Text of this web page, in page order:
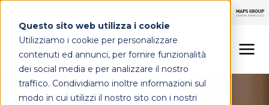
Questo sito web utilizza i cookie
Utilizziamo i cookie per personalizzare
contenuti ed annunci, per fornire funzionalità
dei social media e per analizzare il nostro
traffico. Condividiamo inoltre informazioni sul
modo in cui utilizzi il nostro sito con i nostri
LINEE DI OFFERTA
Sanità digitale